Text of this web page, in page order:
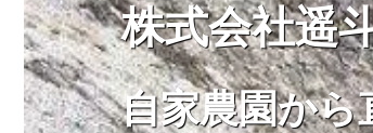
株式会社遥
自家農園から